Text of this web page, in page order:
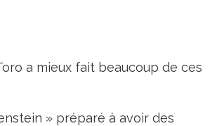
a mieux fait beaucoup de ces
» préparé à avoir des